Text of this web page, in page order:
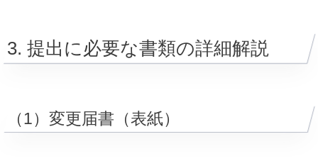
3. 提出に必要な書類の詳細解説
（1）変更届書（表紙）